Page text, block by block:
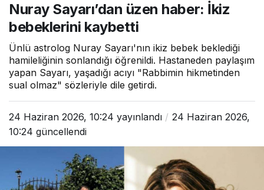
kaybetti
Nuray Sayarı’dan üzen haber: İkiz
bebeklerini kaybetti
Ünlü astrolog Nuray Sayarı'nın ikiz bebek beklediği
hamileliğinin sonlandığı öğrenildi. Hastaneden paylaşım
yapan Sayarı, yaşadığı acıyı "Rabbimin hikmetinden
sual olmaz" sözleriyle dile getirdi.
24 Haziran 2026, 10:24 yayınlandı
24 Haziran 2026,
10:24 güncellendi